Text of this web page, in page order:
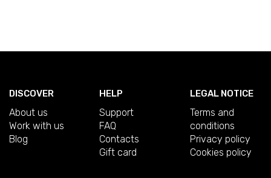
DISCOVER
About us
Work with us
Blog
HELP
Support
FAQ
Contacts
Gift card
LEGAL NOTICE
Terms and
conditions
Privacy policy
Cookies policy